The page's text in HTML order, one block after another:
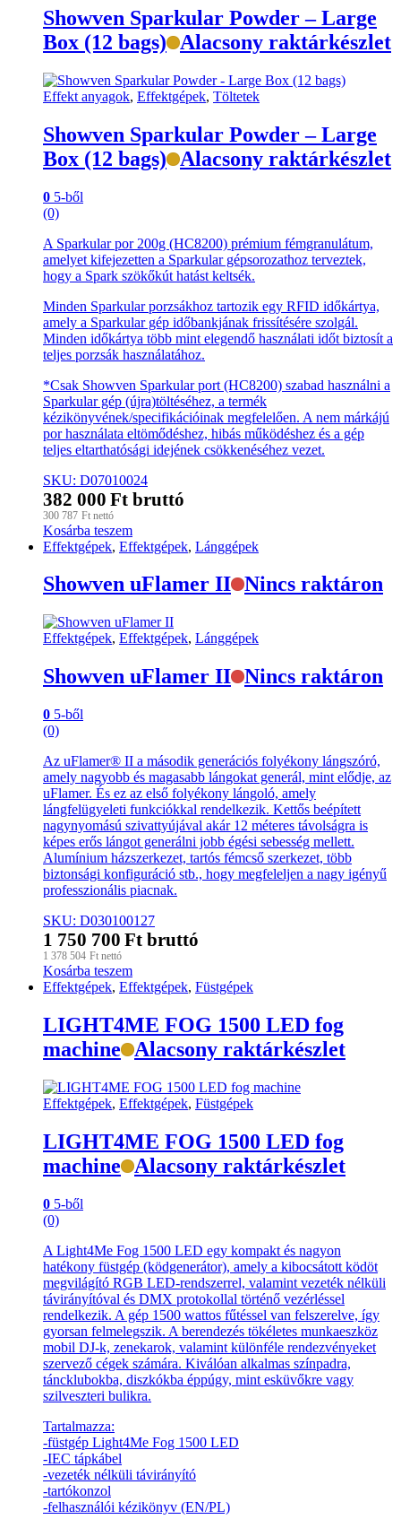
Showven Sparkular Powder – Large
Box (12 bags)
Alacsony raktárkészlet
Effekt anyagok, Effektgépek, Töltetek
Showven Sparkular Powder – Large
Box (12 bags)
Alacsony raktárkészlet
0 5-ből
(0)
A Sparkular por 200g (HC8200) prémium fémgranulátum,
amelyet kifejezetten a Sparkular gépsorozathoz terveztek,
hogy a Spark szökőkút hatást keltsék.
Minden Sparkular porzsákhoz tartozik egy RFID időkártya,
amely a Sparkular gép időbankjának frissítésére szolgál.
Minden időkártya több mint elegendő használati időt biztosít a
teljes porzsák használatához.
*Csak Showven Sparkular port (HC8200) szabad használni a
Sparkular gép (újra)töltéséhez, a termék
kézikönyvének/specifikációinak megfelelően. A nem márkájú
por használata eltömődéshez, hibás működéshez és a gép
teljes eltarthatósági idejének csökkenéséhez vezet.
SKU: D07010024
382 000 Ft bruttó
300 787 Ft nettó
Kosárba teszem
Effektgépek, Effektgépek, Lánggépek
Showven uFlamer II Nincs raktáron
Effektgépek, Effektgépek, Lánggépek
Showven uFlamer II Nincs raktáron
0 5-ből
(0)
Az uFlamer® II a második generációs folyékony lángszóró,
amely nagyobb és magasabb lángokat generál, mint elődje, az
uFlamer. És ez az első folyékony lángoló, amely
lángfelügyeleti funkciókkal rendelkezik. Kettős beépített
nagynyomású szivattyújával akár 12 méteres távolságra is
képes erős lángot generálni jobb égési sebesség mellett.
Alumínium házszerkezet, tartós fémcső szerkezet, több
biztonsági konfiguráció stb., hogy megfeleljen a nagy igényű
professzionális piacnak.
SKU: D030100127
1 750 700 Ft bruttó
1 378 504 Ft nettó
Kosárba teszem
Effektgépek, Effektgépek, Füstgépek
LIGHT4ME FOG 1500 LED fog
machine
Alacsony raktárkészlet
Effektgépek, Effektgépek, Füstgépek
LIGHT4ME FOG 1500 LED fog
machine
Alacsony raktárkészlet
0 5-ből
(0)
A Light4Me Fog 1500 LED egy kompakt és nagyon
hatékony füstgép (ködgenerátor), amely a kibocsátott ködöt
megvilágító RGB LED-rendszerrel, valamint vezeték nélküli
távirányítóval és DMX protokollal történő vezérléssel
rendelkezik. A gép 1500 wattos fűtéssel van felszerelve, így
gyorsan felmelegszik. A berendezés tökéletes munkaeszköz
mobil DJ-k, zenekarok, valamint különféle rendezvényeket
szervező cégek számára. Kiválóan alkalmas színpadra,
táncklubokba, diszkókba éppúgy, mint esküvőkre vagy
szilveszteri bulikra.
Tartalmazza:
-füstgép Light4Me Fog 1500 LED
-IEC tápkábel
-vezeték nélküli távirányító
-tartókonzol
-felhasználói kézikönyv (EN/PL)